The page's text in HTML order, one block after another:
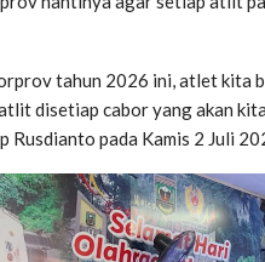
tahun 2026 ini, atlet kita
disetiap cabor yang akan
Rusdianto pada Kamis 2 Juli